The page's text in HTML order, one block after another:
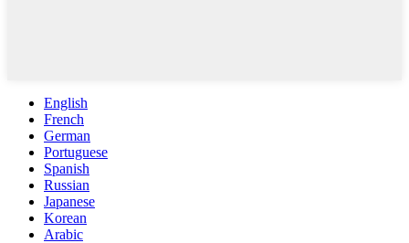
English
French
German
Portuguese
Spanish
Russian
Japanese
Korean
Arabic